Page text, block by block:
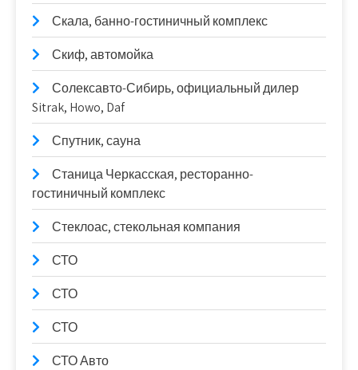
Скала, банно-гостиничный комплекс
Скиф, автомойка
Солексавто-Сибирь, официальный дилер
Sitrak, Howo, Daf
Спутник, сауна
Станица Черкасская, ресторанно-
гостиничный комплекс
Стеклоас, стекольная компания
СТО
СТО
СТО
СТО Авто